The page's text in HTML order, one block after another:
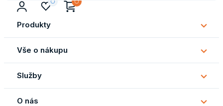
Produkty
Vše o nákupu
Vše
o
Služby
O nás